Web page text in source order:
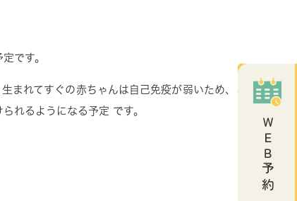
ＷＥＢ予約
です。
生まれてすぐの赤ちゃんは自己免疫が弱いため、こ
られるようになる予定 です。